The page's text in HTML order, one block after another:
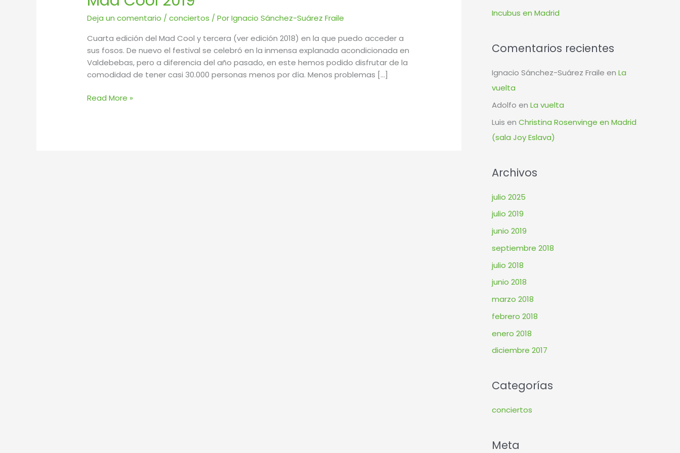
Deja un comentario /conciertos / PorIgnacio Sánchez-Suárez Fraile
Cuarta edición del Mad Cool y tercera (ver edición 2018) en la que puedo acceder a
sus fosos. De nuevo el festival se celebró en la inmensa explanada acondicionada en
Valdebebas, pero a diferencia del año pasado, en este hemos podido disfrutar de la
comodidad de tener casi 30.000 personas menos por día. Menos problemas […]
Read More »
:Incubus en Madrid
Comentarios recientes
Ignacio Sánchez-Suárez Fraile en La
vuelta
Adolfo en La vuelta
Luis en Christina Rosenvinge en Madrid
(sala Joy Eslava)
Archivos
julio 2025
julio 2019
junio 2019
septiembre 2018
julio 2018
junio 2018
marzo 2018
febrero 2018
enero 2018
diciembre 2017
Categorías
conciertos
Meta